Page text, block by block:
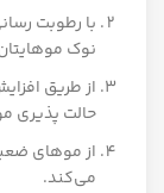
با رطوبت
نوک
از طریق
حالت پذیری
از موهای
می‌کند.